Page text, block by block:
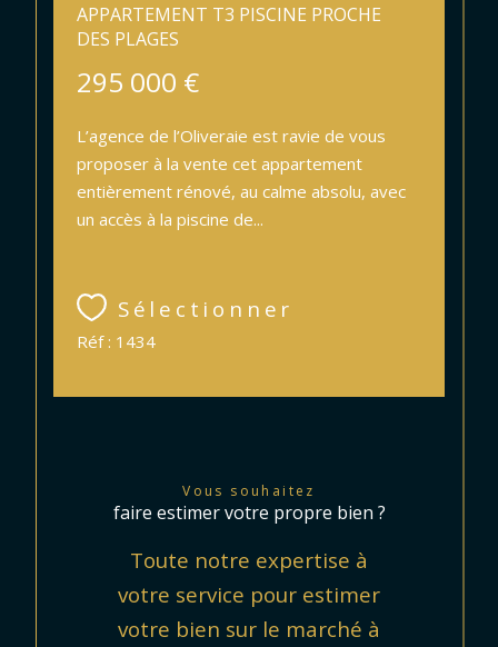
APPARTEMENT T3 PISCINE PROCHE
DES PLAGES
295 000 €
L’agence de l’Oliveraie est ravie de vous
proposer à la vente cet appartement
entièrement rénové, au calme absolu, avec
un accès à la piscine de...
Sélectionner
Réf : 1434
Vous souhaitez
faire estimer votre propre bien ?
Toute notre expertise à
votre service pour estimer
votre bien sur le marché à